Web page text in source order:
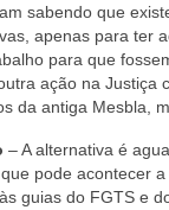
sabendo que
apenas para ter
para que
ação na Justiça
da antiga Mesbla,
–A alternativa é
pode acontecer
guias do FGTS e